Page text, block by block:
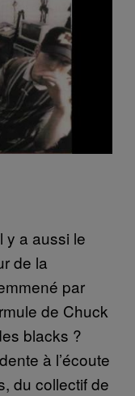
y a aussi le
de la
par
de Chuck
blacks ?
à l’écoute
du collectif de